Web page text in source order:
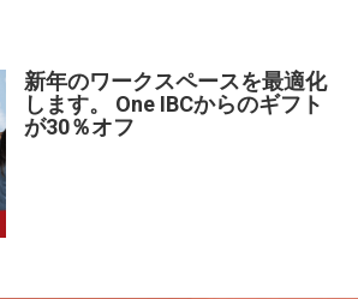
新年のワークスペースを最適化
します。 One IBCからのギフト
が30％オフ